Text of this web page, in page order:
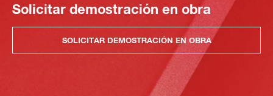
Solicitar demostración en obra
SOLICITAR DEMOSTRACIÓN EN OBRA